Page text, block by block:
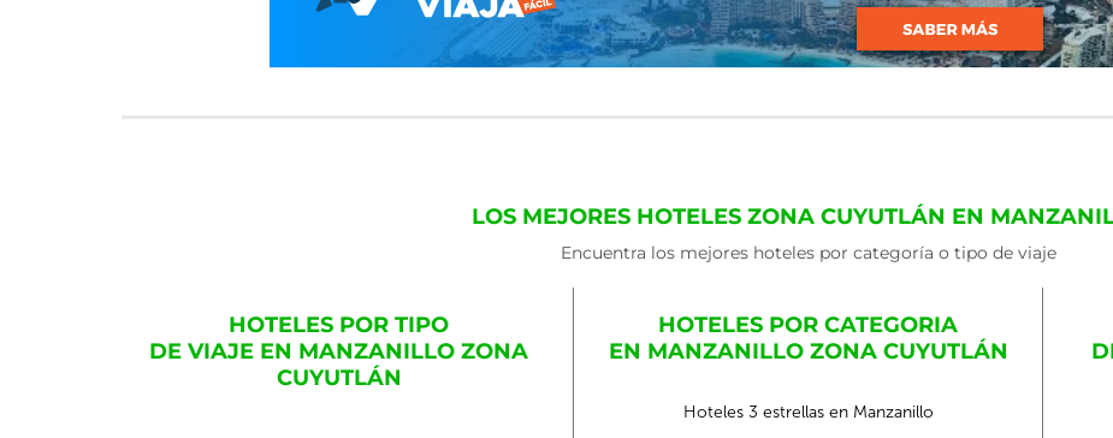
LOS MEJORES HOTELES ZONA CUYUTLÁN EN
Encuentra los mejores hoteles por categoría o tipo de viaje
HOTELES POR TIPO
DE VIAJE EN MANZANILLO ZONA
CUYUTLÁN
HOTELES POR CATEGORIA
EN MANZANILLO ZONA CUYUTLÁN
Hoteles 3 estrellas en Manzanillo